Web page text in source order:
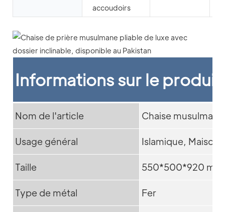
accoudoirs
Informations sur le produit
Nom de l'article Chaise musulmane
Usage général Islamique,
Taille 550*500*920 mm
Type de métal Fer